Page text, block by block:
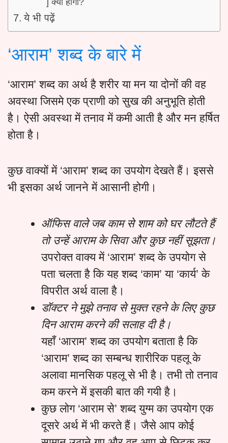
ये भी पढ़ें
‘आराम’ शब्द के बारे में
‘आराम’ शब्द का अर्थ है शरीर या मन या दोनों की वह
अवस्था जिसमे एक प्राणी को सुख की अनुभूति होती
है। ऐसी अवस्था में तनाव में कमी आती है और मन हर्षित
होता है।
कुछ वाक्यों में ‘आराम’ शब्द का उपयोग देखते हैं। इससे
भी इसका अर्थ जानने में आसानी होगी।
ऑफिस वाले जब काम से शाम को घर लौटते हैं
तो उन्हें आराम के सिवा और कुछ नहीं सूझता।
उपरोक्त वाक्य में ‘आराम’ शब्द के उपयोग से
पता चलता है कि यह शब्द ‘काम’ या ‘कार्य’ के
विपरीत अर्थ वाला है।
डॉक्टर ने मुझे तनाव से मुक्त रहने के लिए कुछ
दिन आराम करने की सलाह दी है।
यहाँ ‘आराम’ शब्द का उपयोग बताता है कि
‘आराम’ शब्द का सम्बन्ध शारीरिक पहलू के
अलावा मानसिक पहलू से भी है। तभी तो तनाव
कम करने में इसकी बात की गयी है।
कुछ लोग ‘आराम से’ शब्द युग्म का उपयोग एक
दूसरे अर्थ में भी करते हैं। जैसे आप कोई